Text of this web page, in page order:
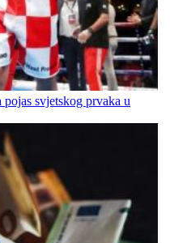
svjetskog prvaka u